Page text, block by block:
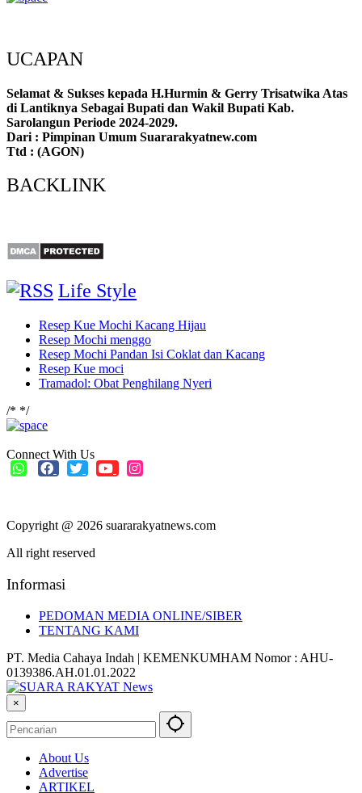
UCAPAN
Selamat & Sukses kepada H.Hurmin & Gerry Trisatwika Atas
di Lantiknya Sebagai Bupati dan Wakil Bupati Kab.
Sarolangun Periode 2024-2029.
Dari : Pimpinan Umum Suararakyatnew.com
Ttd : (AGON)
BACKLINK
Life Style
Resep Kue Mochi Kacang Hijau
Resep Mochi menggo
Resep Mochi Pandan Isi Coklat dan Kacang
Resep Kue moci
Tramadol: Obat Penghilang Nyeri
/* */
Connect With Us
Copyright @ 2026 suararakyatnews.com
All right reserved
Informasi
PEDOMAN MEDIA ONLINE/SIBER
TENTANG KAMI
PT. Media Cahaya Indah | KEMENKUMHAM Nomor : AHU-
0139386.AH.01.01.2022
×
About Us
Advertise
ARTIKEL